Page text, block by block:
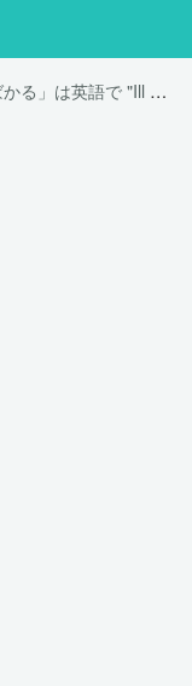
「憎まれっ子世にはばかる」は英語で "Ill weeds grow apace."